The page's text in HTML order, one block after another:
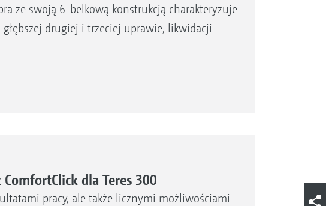
ze swoją 6-belkową konstrukcją charakteryzuje
drugiej i trzeciej uprawie, likwidacji
dla Teres 300
pracy, ale także licznymi możliwościami